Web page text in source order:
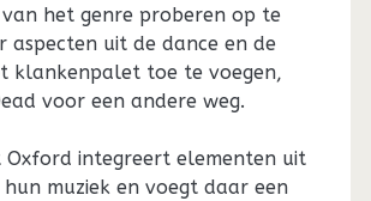
het genre proberen op te
aspecten uit de dance en de
klankenpalet toe te voegen,
voor een andere weg.
Oxford integreert elementen uit
muziek en voegt daar een